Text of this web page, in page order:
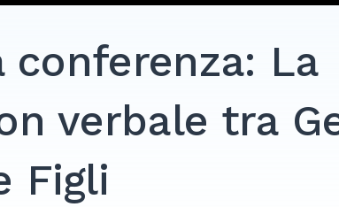
conferenza: La
verbale tra
Figli